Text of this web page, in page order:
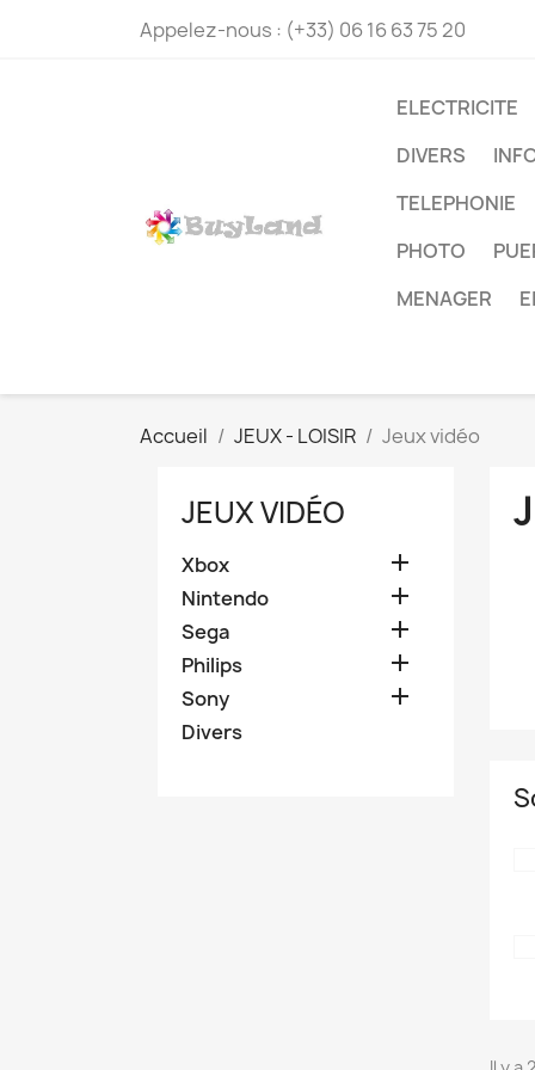
Appelez-nous : (+33) 06 16 63 75 20
ELECTRICITE
DIVERS
TELEPHONIE
PHOTO
MENAGER
Accueil JEUX - LOISIR Jeux vidéo
JEUX VIDÉO
Xbox 
Nintendo 
Sega 
Philips 
Sony 
Divers